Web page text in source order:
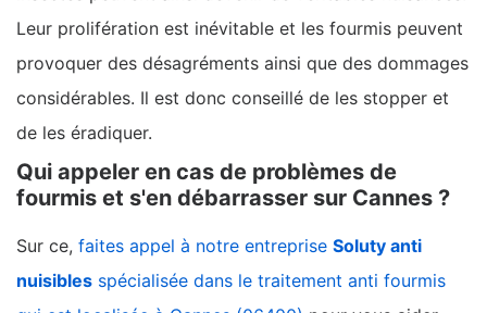
Leur prolifération est inévitable et les fourmis peuvent
provoquer des désagréments ainsi que des dommages
considérables. Il est donc conseillé de les stopper et
de les éradiquer.
Qui appeler en cas de problèmes de
fourmis et s'en débarrasser sur Cannes ?
Sur ce, faites appel à notre entreprise Soluty anti
nuisibles spécialisée dans le traitement anti fourmis